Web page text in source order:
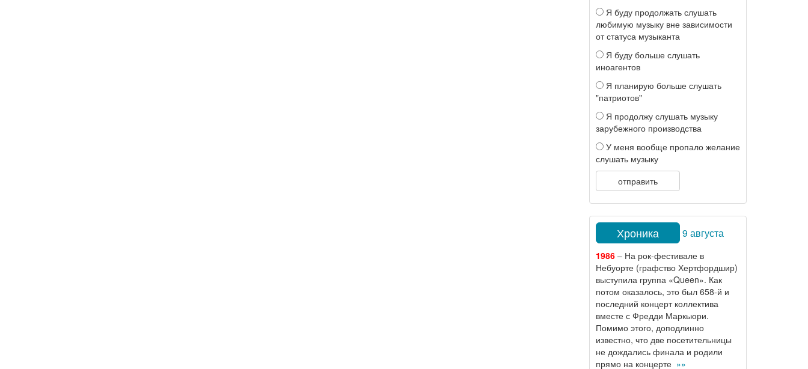
Я буду продолжать слушать
любимую музыку вне зависимости
от статуса музыканта
Я буду больше слушать
иноагентов
Я планирую больше слушать
"патриотов"
Я продолжу слушать музыку
зарубежного производства
У меня вообще пропало желание
слушать музыку
отправить
Хроника 9 августа
1986– На рок-фестивале в
Небуорте (графство Хертфордшир)
выступила группа «Queen». Как
потом оказалось, это был 658-й и
последний концерт коллектива
вместе с Фредди Маркьюри.
Помимо этого, доподлинно
известно, что две посетительницы
не дождались финала и родили
прямо на концерте »»